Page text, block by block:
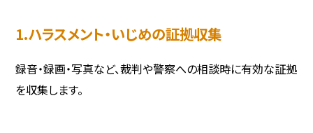
1.ハラスメント・いじめの証拠収集
録音・録画・写真など、裁判や警察への相談時に有効な証拠
を収集します。